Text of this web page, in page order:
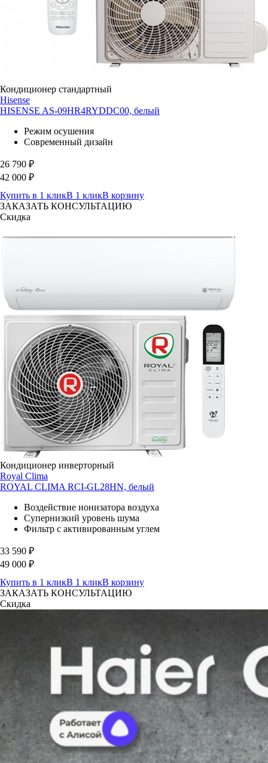
Кондиционер стандартный
Hisense
HISENSE AS-09HR4RYDDC00, белый
Режим осушения
Современный дизайн
26 790 ₽
42 000 ₽
Купить в 1 кликВ 1 кликВ корзину
ЗАКАЗАТЬ КОНСУЛЬТАЦИЮ
Скидка
Кондиционер инверторный
Royal Clima
ROYAL CLIMA RCI-GL28HN, белый
Воздействие ионизатора воздуха
Супернизкий уровень шума
Фильтр с активированным углем
33 590 ₽
49 000 ₽
Купить в 1 кликВ 1 кликВ корзину
ЗАКАЗАТЬ КОНСУЛЬТАЦИЮ
Скидка